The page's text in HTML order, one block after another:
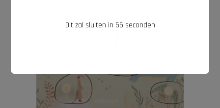
Dit zal sluiten in 54 seconden